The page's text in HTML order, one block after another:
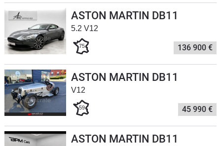
Moto
Marques
ASTON MARTIN DB11
5.2 V12
75 136 900 €
ASTON MARTIN DB11
V12
59 45 990 €
ASTON MARTIN DB11